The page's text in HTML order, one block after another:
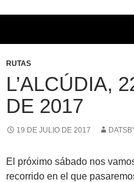
CONTENIDO
RUTAS
L’ALCÚDIA,
DE 2017
19 DE JULIO DE 2017
El próximo sábado nos
recorrido en el que